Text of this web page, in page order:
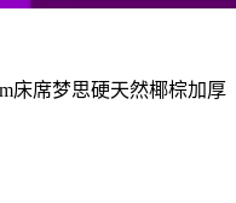
床席梦思硬天然椰棕加厚